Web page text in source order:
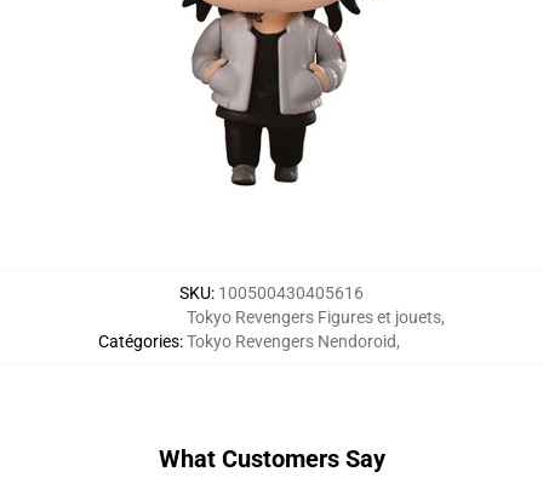
SKU: 100500430405616
Catégories:
Tokyo Revengers Figures et jouets,
Tokyo Revengers Nendoroid,
What Customers Say